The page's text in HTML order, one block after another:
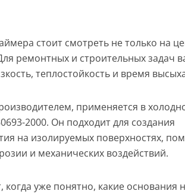
стоит смотреть не только на
ремонтных и строительных задач
теплостойкость и время
применяется в
2000. Он подходит для создания
на изолируемых поверхностях,
и механических воздействий.
уже понятно, какие основания